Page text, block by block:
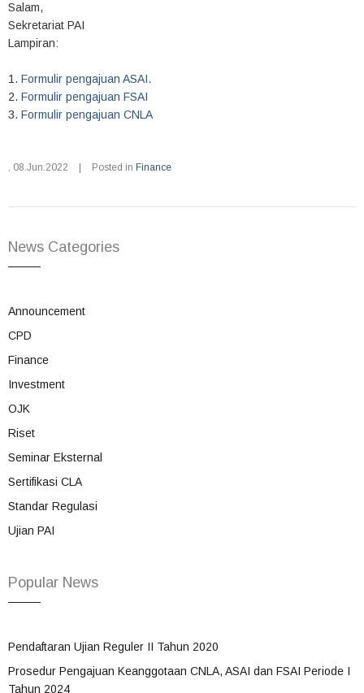
Salam,
Sekretariat PAI
Lampiran:
1. Formulir pengajuan ASAI.
2. Formulir pengajuan FSAI
3. Formulir pengajuan CNLA
, 08.Jun.2022 Posted in Finance
News Categories
Announcement
CPD
Finance
Investment
OJK
Riset
Seminar Eksternal
Sertifikasi CLA
Standar Regulasi
Ujian PAI
Popular News
Pendaftaran Ujian Reguler II Tahun 2020
Prosedur Pengajuan Keanggotaan CNLA, ASAI dan FSAI Periode I
Tahun 2024